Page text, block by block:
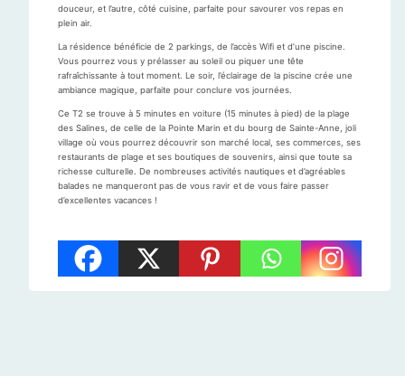
douceur, et l’autre, côté cuisine, parfaite pour savourer vos repas en
plein air.
La résidence bénéficie de 2 parkings, de l’accès Wifi et d’une piscine.
Vous pourrez vous y prélasser au soleil ou piquer une tête
rafraîchissante à tout moment. Le soir, l’éclairage de la piscine crée une
ambiance magique, parfaite pour conclure vos journées.
Ce T2 se trouve à 5 minutes en voiture (15 minutes à pied) de la plage
des Salines, de celle de la Pointe Marin et du bourg de Sainte-Anne, joli
village où vous pourrez découvrir son marché local, ses commerces, ses
restaurants de plage et ses boutiques de souvenirs, ainsi que toute sa
richesse culturelle. De nombreuses activités nautiques et d’agréables
balades ne manqueront pas de vous ravir et de vous faire passer
d’excellentes vacances !